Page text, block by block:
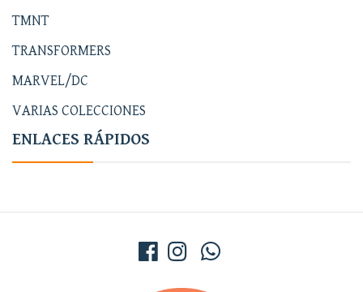
TMNT
TRANSFORMERS
MARVEL/DC
VARIAS COLECCIONES
ENLACES RÁPIDOS